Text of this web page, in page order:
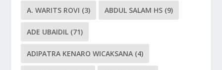
A. WARITS ROVI (3) ABDUL SALAM HS (9)
ADE UBAIDIL (71)
ADIPATRA KENARO WICAKSANA (4)